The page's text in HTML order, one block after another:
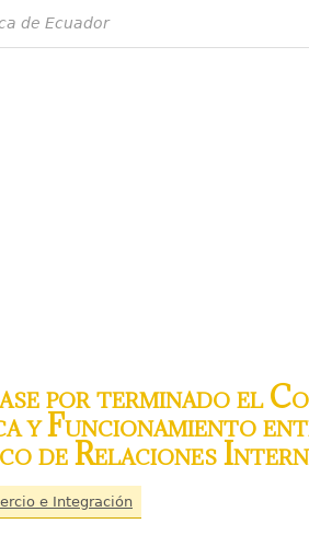
de Ecuador
por terminado el
y Funcionamiento
de Relaciones
e Integración